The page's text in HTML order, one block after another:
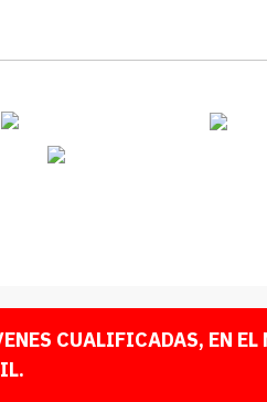
CUALIFICADAS, EN